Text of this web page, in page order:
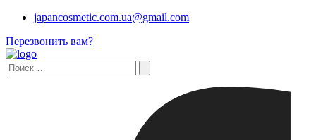
japancosmetic.com.ua@gmail.com
Перезвонить вам?